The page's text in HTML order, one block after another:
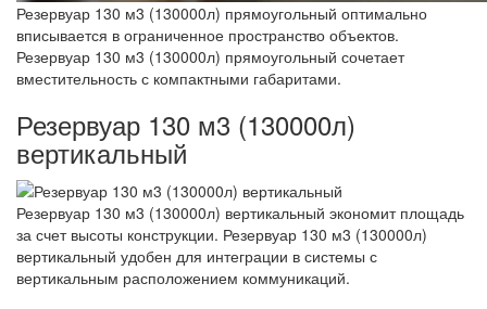
Резервуар 130 м3 (130000л) прямоугольный оптимально
вписывается в ограниченное пространство объектов.
Резервуар 130 м3 (130000л) прямоугольный сочетает
вместительность с компактными габаритами.
Резервуар 130 м3 (130000л)
вертикальный
Резервуар 130 м3 (130000л) вертикальный экономит площадь
за счет высоты конструкции. Резервуар 130 м3 (130000л)
вертикальный удобен для интеграции в системы с
вертикальным расположением коммуникаций.